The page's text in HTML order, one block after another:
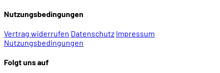
Nutzungsbedingungen
Vertrag widerrufen Datenschutz Impressum
Nutzungsbedingungen
Folgt uns auf